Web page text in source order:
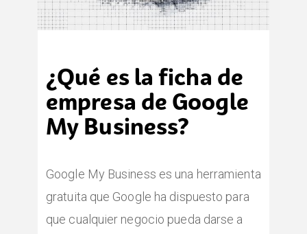
¿Qué es la ficha de
empresa de Google
My Business?
Google My Business es una herramienta
gratuita que Google ha dispuesto para
que cualquier negocio pueda darse a